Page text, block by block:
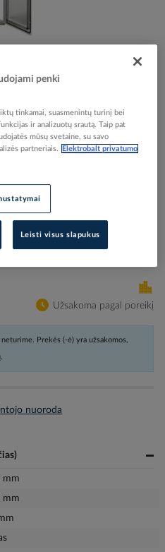
su montažine plokšte
Prisijunkite, norėdami pamatyti kainas
Užsakoma pagal poreikį
Prekės (-ė) yra užsakomos,
nuoroda
mm
mm
penki
tinkamai, suasmenintų turinį bei
ir analizuotų srautą. Taip pat
mūsų svetaine, su savo
partneriais.
Elektrobalt privatumo
Leisti visus slapukus